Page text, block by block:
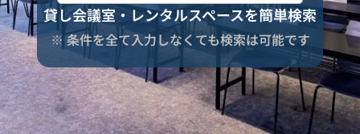
貸し会議室・レンタルスペースを簡単検索
※ 条件を全て入力しなくても検索は可能です